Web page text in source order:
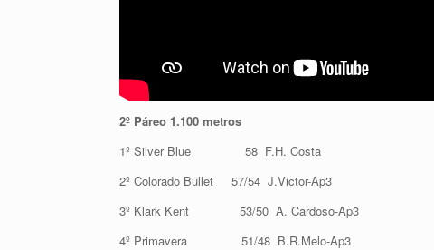
2º Páreo 1.100 metros
1º Silver Blue 58 F.H. Costa
2º Colorado Bullet 57/54 J.Victor-Ap3
3º Klark Kent 53/50 A. Cardoso-Ap3
4º Primavera 51/48 B.R.Melo-Ap3